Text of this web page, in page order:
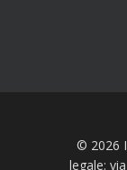
© 2026
legale: